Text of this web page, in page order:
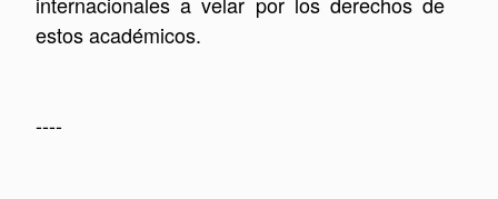
estos académicos.
----